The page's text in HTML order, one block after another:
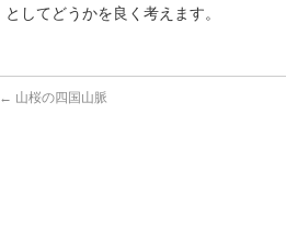
としてどうかを良く考えます。
← 山桜の四国山脈